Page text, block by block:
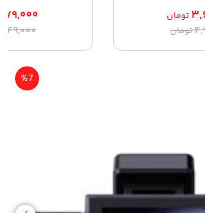
تومانقیمت
۴,۹۵۰,۰۰۰ تومان
تومان
قیمت
۳,۶۴۹,۰۰۰ تومان.
%7